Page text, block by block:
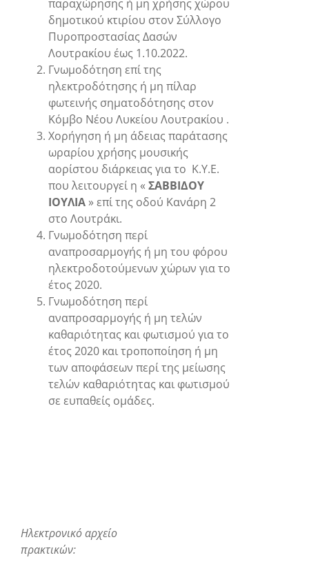
παραχώρησης ή μη χρήσης χώρου
δημοτικού κτιρίου στον Σύλλογο
Πυροπροστασίας Δασών
Λουτρακίου έως 1.10.2022.
Γνωμοδότηση επί της
ηλεκτροδότησης ή μη πίλαρ
φωτεινής σηματοδότησης στον
Κόμβο Νέου Λυκείου Λουτρακίου .
Χορήγηση ή μη άδειας παράτασης
ωραρίου χρήσης μουσικής
αορίστου διάρκειας για το Κ.Υ.Ε.
που λειτουργεί η « ΣΑΒΒΙΔΟΥ
ΙΟΥΛΙΑ » επί της οδού Κανάρη 2
στο Λουτράκι.
Γνωμοδότηση περί
αναπροσαρμογής ή μη του φόρου
ηλεκτροδοτούμενων χώρων για το
έτος 2020.
Γνωμοδότηση περί
αναπροσαρμογής ή μη τελών
καθαριότητας και φωτισμού για το
έτος 2020 και τροποποίηση ή μη
των αποφάσεων περί της μείωσης
τελών καθαριότητας και φωτισμού
σε ευπαθείς ομάδες.
Ηλεκτρονικό αρχείο
πρακτικών: